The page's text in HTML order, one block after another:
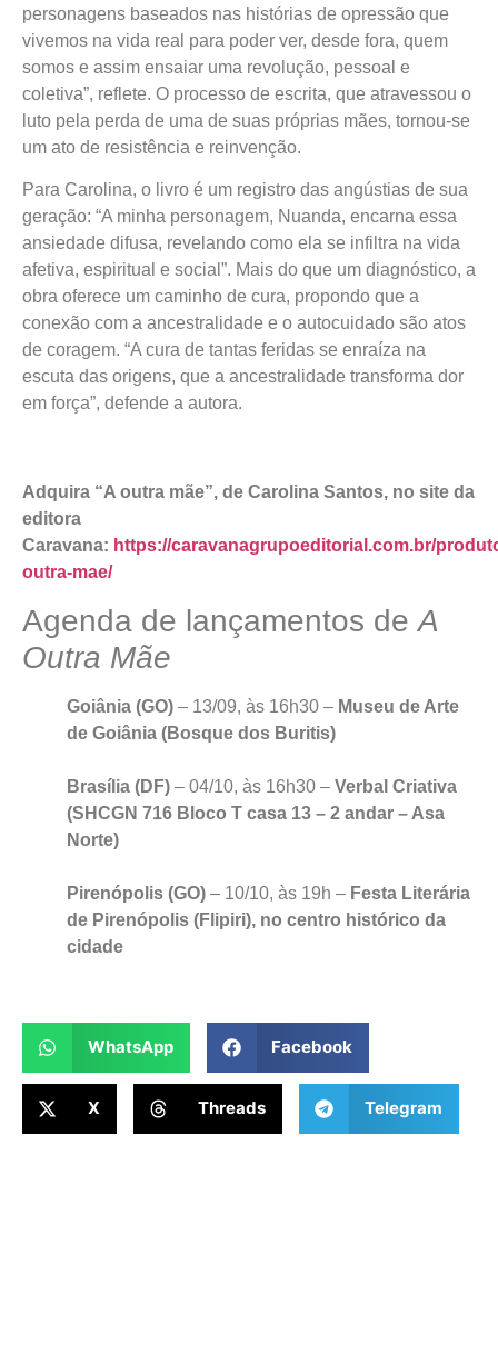
personagens baseados nas histórias de opressão que
vivemos na vida real para poder ver, desde fora, quem
somos e assim ensaiar uma revolução, pessoal e
coletiva”, reflete. O processo de escrita, que atravessou o
luto pela perda de uma de suas próprias mães, tornou-se
um ato de resistência e reinvenção.
Para Carolina, o livro é um registro das angústias de sua
geração: “A minha personagem, Nuanda, encarna essa
ansiedade difusa, revelando como ela se infiltra na vida
afetiva, espiritual e social”. Mais do que um diagnóstico, a
obra oferece um caminho de cura, propondo que a
conexão com a ancestralidade e o autocuidado são atos
de coragem. “A cura de tantas feridas se enraíza na
escuta das origens, que a ancestralidade transforma dor
em força”, defende a autora.
Adquira “A outra mãe”, de Carolina Santos, no site da
editora
Caravana: https://caravanagrupoeditorial.com.br/
outra-mae/
Agenda de lançamentos deA
Outra Mãe
Goiânia (GO) – 13/09, às 16h30 – Museu de Arte
de Goiânia (Bosque dos Buritis)
Brasília (DF) – 04/10, às 16h30 – Verbal Criativa
(SHCGN 716 Bloco T casa 13 – 2 andar – Asa
Norte)
Pirenópolis (GO) – 10/10, às 19h – Festa Literária
de Pirenópolis (Flipiri), no centro histórico da
cidade
WhatsApp Facebook
X Threads Telegram